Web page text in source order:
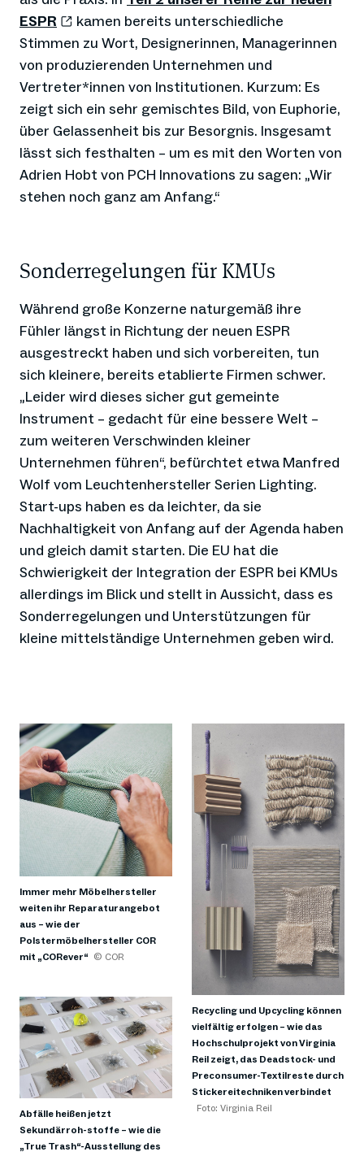
ESPR
kamen bereits unterschiedliche
Stimmen zu Wort, Designerinnen, Managerinnen
von produzierenden Unternehmen und
Vertreter*innen von Institutionen. Kurzum: Es
zeigt sich ein sehr gemischtes Bild, von Euphorie,
über Gelassenheit bis zur Besorgnis. Insgesamt
lässt sich festhalten – um es mit den Worten von
Adrien Hobt von PCH Innovations zu sagen: „Wir
stehen noch ganz am Anfang.“
Sonderregelungen für KMUs
Während große Konzerne naturgemäß ihre
Fühler längst in Richtung der neuen ESPR
ausgestreckt haben und sich vorbereiten, tun
sich kleinere, bereits etablierte Firmen schwer.
„Leider wird dieses sicher gut gemeinte
Instrument – gedacht für eine bessere Welt –
zum weiteren Verschwinden kleiner
Unternehmen führen“, befürchtet etwa Manfred
Wolf vom Leuchtenhersteller Serien Lighting.
Start-ups haben es da leichter, da sie
Nachhaltigkeit von Anfang auf der Agenda haben
und gleich damit starten. Die EU hat die
Schwierigkeit der Integration der ESPR bei KMUs
allerdings im Blick und stellt in Aussicht, dass es
Sonderregelungen und Unterstützungen für
kleine mittelständige Unternehmen geben wird.
Immer mehr Möbelhersteller
weiten ihr Reparaturangebot
aus – wie der
Polstermöbelhersteller COR
mit „CORever“ © COR
Recycling und Upcycling können
vielfältig erfolgen – wie das
Hochschulprojekt von Virginia
Reil zeigt, das Deadstock- und
Preconsumer-Textilreste durch
Stickereitechniken verbindet
Foto: Virginia Reil
Abfälle heißen jetzt
Sekundärroh-stoffe – wie die
„True Trash“-Ausstellung des